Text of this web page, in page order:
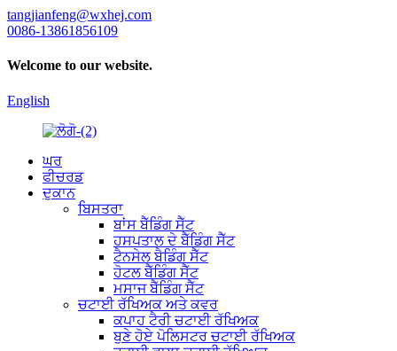
tangjianfeng@wxhej.com
0086-13861856109
Welcome to our website.
English
ਘਰ
ਫੀਚਰਡ
ਦੁਕਾਨ
ਬਿਸਤਰਾ
ਬਾਂਸ ਬੈੱਡਿੰਗ ਸੈੱਟ
ਹਸਪਤਾਲ ਦੇ ਬੈੱਡਿੰਗ ਸੈੱਟ
ਟੈਨਸੇਲ ਬੈਡਿੰਗ ਸੈੱਟ
ਹੋਟਲ ਬੈੱਡਿੰਗ ਸੈੱਟ
ਮਸਾਜ ਬੈੱਡਿੰਗ ਸੈੱਟ
ਚਟਾਈ ਰੱਖਿਅਕ ਅਤੇ ਕਵਰ
ਕਪਾਹ ਟੈਰੀ ਚਟਾਈ ਰੱਖਿਅਕ
ਬੁਣੇ ਹੋਏ ਪੋਲਿਸਟਰ ਚਟਾਈ ਰੱਖਿਅਕ